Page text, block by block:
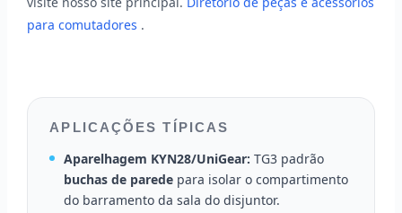
para comutadores .
APLICAÇÕES TÍPICAS
Aparelhagem KYN28/UniGear: TG3 padrão
buchas de parede para isolar o compartimento
do barramento da sala do disjuntor.